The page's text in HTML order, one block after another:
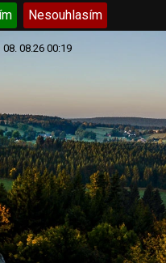
Nesouhlasím
08. 08.26 00:19